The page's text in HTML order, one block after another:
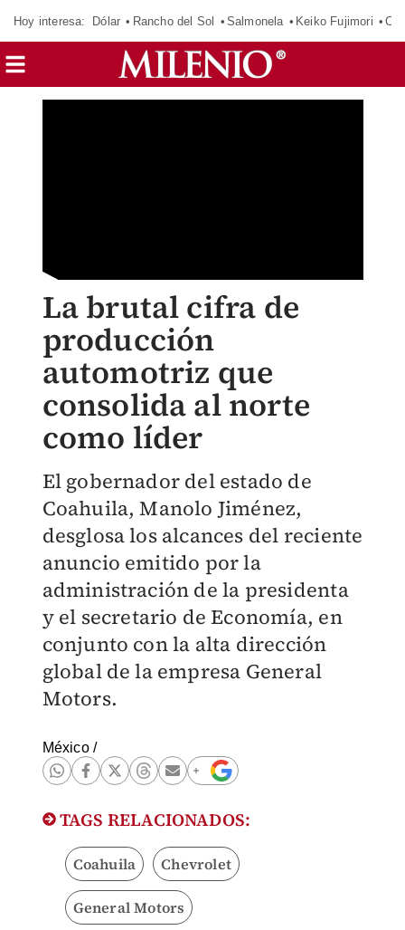
Hoy interesa: Dólar Rancho del Sol Salmonela Keiko Fujimori
La brutal cifra de
producción
automotriz que
consolida al norte
como líder
El gobernador del estado de
Coahuila, Manolo Jiménez,
desglosa los alcances del reciente
anuncio emitido por la
administración de la presidenta
y el secretario de Economía, en
conjunto con la alta dirección
global de la empresa General
Motors.
México/
TAGS RELACIONADOS:
Coahuila Chevrolet
General Motors